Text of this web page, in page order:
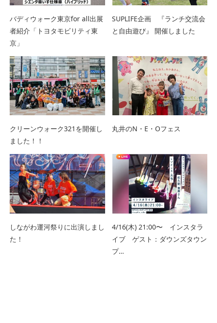
バディウォーク東京for all出展
者紹介「トヨタモビリティ東
京」
SUPLIFE企画 『ランチ交流会
と自由遊び』 開催しました
クリーンウォーク321を開催し
ました！！
丸井のN・E・Oフェス
しながわ運河祭りに出演しまし
た！
4/16(木) 21:00〜 インスタラ
イブ ゲスト：ダウンズタウン
プ…